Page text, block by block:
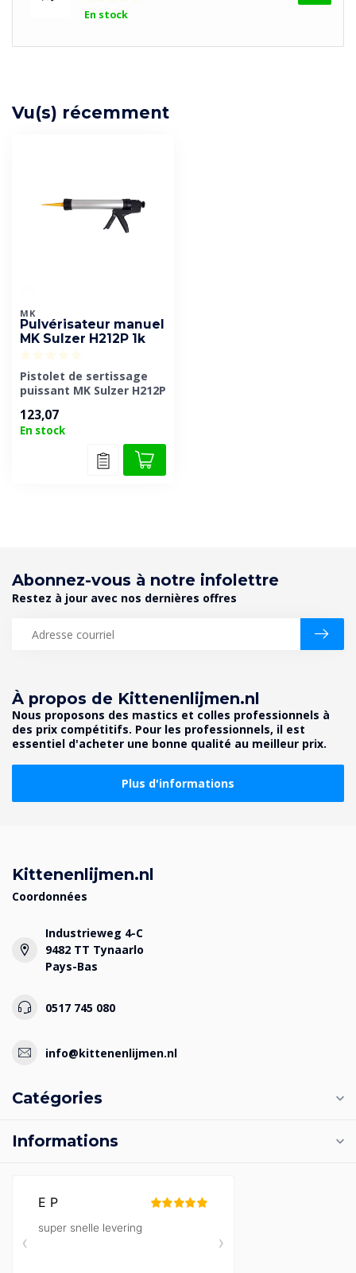
En stock
Vu(s) récemment
MK
Pulvérisateur manuel
MK Sulzer H212P 1k
Pistolet de sertissage
puissant MK Sulzer H212P
(jusqu'à 450 ...
123,07
En stock
À propos de Kittenenlijmen.nl
Nous proposons des mastics et colles professionnels à
des prix compétitifs. Pour les professionnels, il est
essentiel d'acheter une bonne qualité au meilleur prix.
Plus d'informations
Abonnez-vous à notre infolettre
Restez à jour avec nos dernières offres
Kittenenlijmen.nl
Coordonnées
Industrieweg 4-C
9482 TT Tynaarlo
Pays-Bas
0517 745 080
info@kittenenlijmen.nl
Catégories
Informations